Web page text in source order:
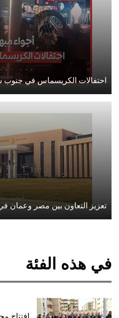
احتفالات الكريسماس في جنوب
تعزيز التعاون بين مصر وعمان
في هذه الفئة
افتتاح